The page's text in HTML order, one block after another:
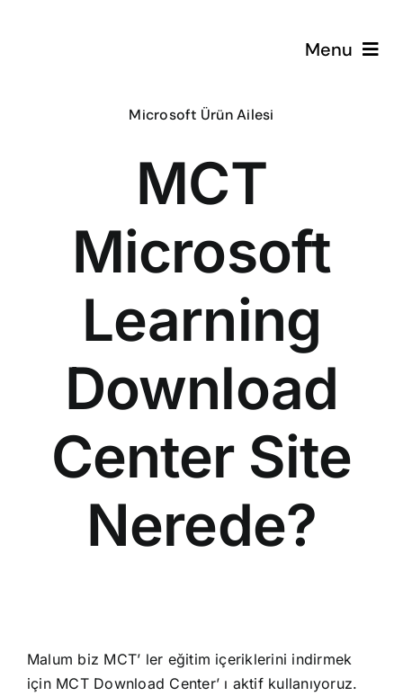
Menu
ÇözümPark
Eğitimlerim
Microsoft Ürün Ailesi
MCT
Microsoft
Learning
Download
Center Site
Nerede?
Malum biz MCT’ ler eğitim içeriklerini indirmek
için MCT Download Center’ ı aktif kullanıyoruz.